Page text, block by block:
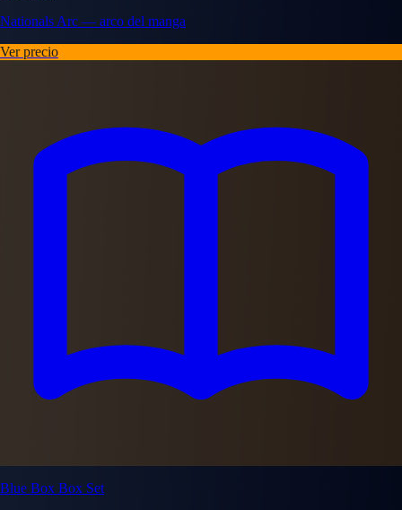
Nationals Arc — arco del manga
Ver precio
Blue Box Box Set